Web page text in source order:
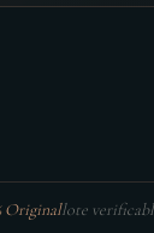
Originallote